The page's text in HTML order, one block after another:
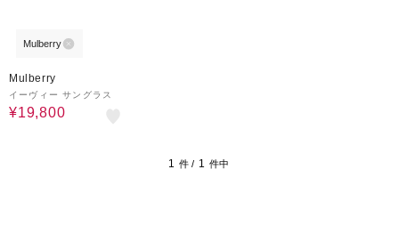
Mulberry
Mulberry
イーヴィー サングラス
¥19,800
1 件 / 1 件中